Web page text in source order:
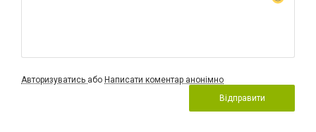
Авторизуватись або Написати коментар анонімно
Відправити